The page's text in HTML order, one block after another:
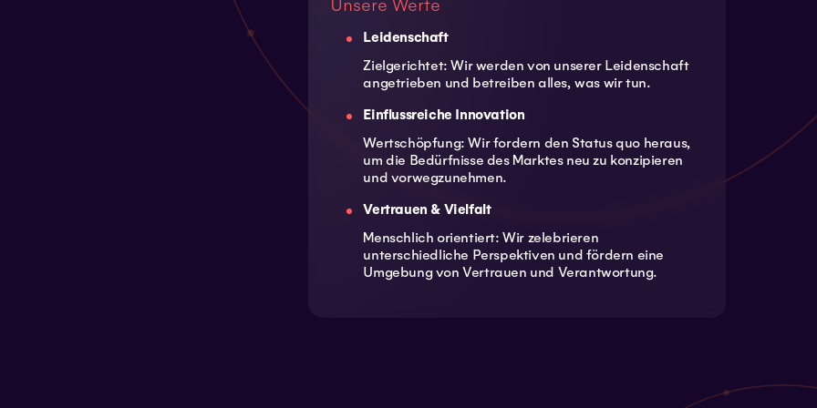
Unsere Werte
Leidenschaft
Zielgerichtet: Wir werden von unserer Leidenschaft
angetrieben und betreiben alles, was wir tun.
Einflussreiche Innovation
Wertschöpfung: Wir fordern den Status quo heraus,
um die Bedürfnisse des Marktes neu zu konzipieren
und vorwegzunehmen.
Vertrauen & Vielfalt
Menschlich orientiert: Wir zelebrieren
unterschiedliche Perspektiven und fördern eine
Umgebung von Vertrauen und Verantwortung.